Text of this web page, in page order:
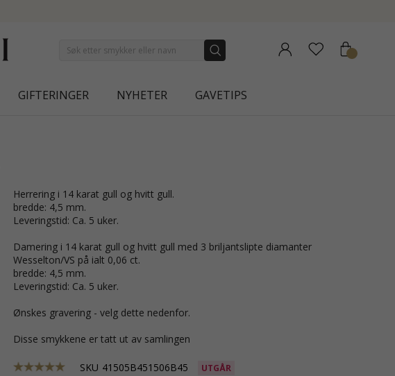
GIFTERINGER NYHETER GAVETIPS
Herrering i 14 karat gull og hvitt gull.
bredde: 4,5 mm.
Leveringstid: Ca. 5 uker.
Damering i 14 karat gull og hvitt gull med 3 briljantslipte diamanter
Wesselton/VS på ialt 0,06 ct.
bredde: 4,5 mm.
Leveringstid: Ca. 5 uker.
Ønskes gravering - velg dette nedenfor.
Disse smykkene er tatt ut av samlingen
SKU 41505B451506B45 UTGÅR